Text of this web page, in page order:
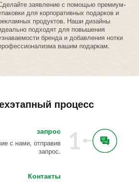
заявление с помощью премиум-
для корпоративных подарков и
продуктов. Наши дизайны
подходят для повышения
бренда и добавления нотки
вашим подаркам.
процесс
запрос
с нами, отправив
запрос.
1
Контакты